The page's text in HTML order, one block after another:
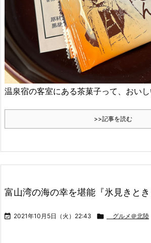
温泉宿の客室にある茶菓子って、おい
>>記事を読む
富山湾の海の幸を堪能『氷見きと
 2021年10月5日（火）22:43  グルメ＠北陸